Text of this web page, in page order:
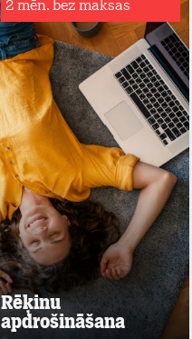
2 mēn. bez maksas
Rēķinu
apdrošināšana
Rēķinu
apdrošināšana
Tavs atbalsta plecs
bezdarba vai
ilgstošas darba
nespējas gadījumā!
Apdrošināšanas
summa: rēķina
summas apmērs,
nepārsniedzot 60
EUR / mēn.;
Maksimālais
atlīdzības periods
līdz 6 mēnešiem;
Maksimālā
atlīdzības summa:
līdz 360 EUR.
Uzzināt vairāk